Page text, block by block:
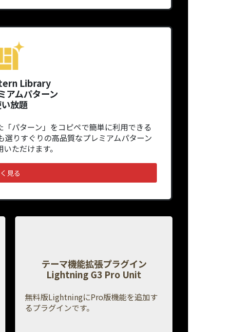
Library
アムパターン
放題
パターン」をコピペで簡単に利用できる
選りすぐりの高品質なプレミアムパターン
ただけます。
見る
テーマ機能拡張プラグイン
Lightning G3 Pro Unit
無料版LightningにPro版機能を追加す
るプラグインです。